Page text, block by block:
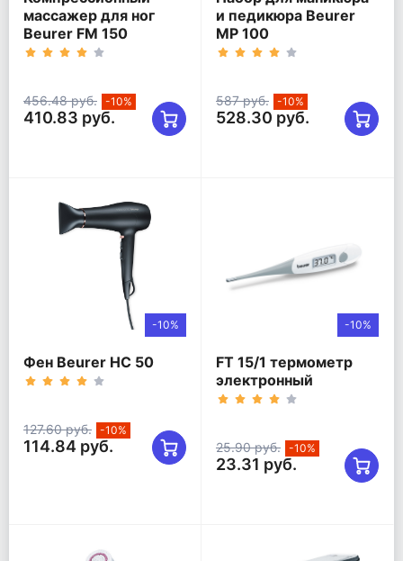
массажер для ног
Beurer FM 150
456.48 руб. -10%
410.83 руб.
и педикюра Beurer
MP 100
587 руб. -10%
528.30 руб.
-10%
Фен Beurer HC 50
127.60 руб. -10%
114.84 руб.
-10%
FT 15/1 термометр
электронный
25.90 руб. -10%
23.31 руб.